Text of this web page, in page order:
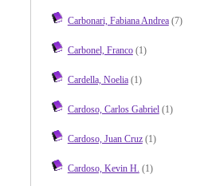
Carbonari, Fabiana Andrea(7)
Carbonel, Franco(1)
Cardella, Noelia(1)
Cardoso, Carlos Gabriel(1)
Cardoso, Juan Cruz(1)
Cardoso, Kevin H. (1)